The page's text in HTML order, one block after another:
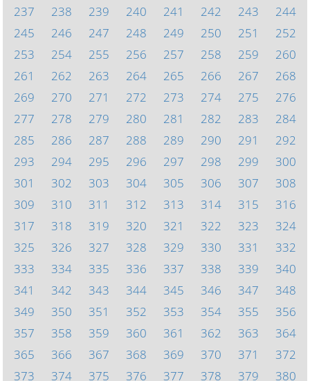
237
238 239 240 241 242 243
244
245
246 247 248 249 250 251
252
253
254 255 256 257 258 259
260
261
262 263 264 265 266 267
268
269
270 271 272 273 274 275
276
277
278 279 280 281 282 283
284
285
286 287 288 289 290 291
292
293
294 295 296 297 298 299
300
301
302 303 304 305 306 307
308
309
310 311 312 313 314 315
316
317
318 319 320 321 322 323
324
325
326 327 328 329 330 331
332
333
334 335 336 337 338 339
340
341
342 343 344 345 346 347
348
349
350 351 352 353 354 355
356
357
358 359 360 361 362 363
364
365
366 367 368 369 370 371
372
373
374 375 376 377 378 379 380